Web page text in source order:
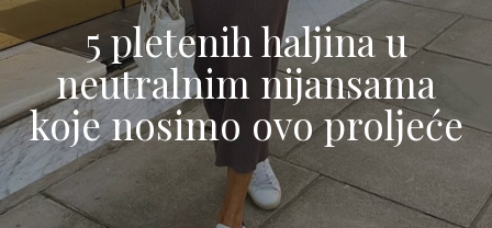
5 pletenih haljina u
neutralnim nijansama
koje nosimo ovo proljeće